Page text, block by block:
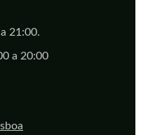
21:00.
a 20:00